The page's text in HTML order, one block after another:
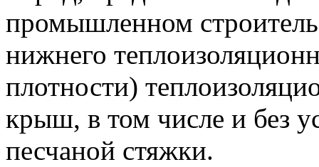
промышленном
нижнего
плотности)
крыш, в том числе и без
песчаной стяжки.